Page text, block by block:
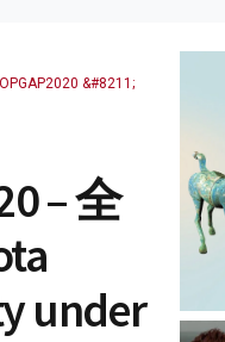
&#8211;
– 全
under